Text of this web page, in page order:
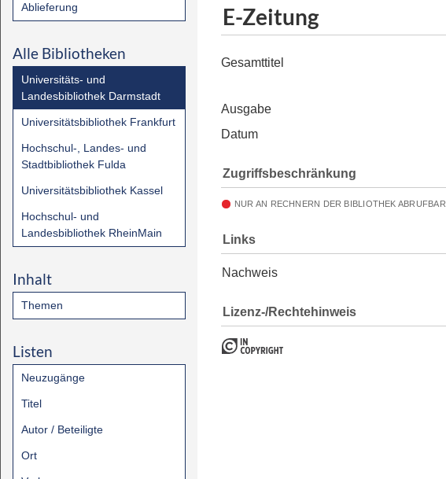
Ablieferung
Alle Bibliotheken
Universitäts- und
Landesbibliothek Darmstadt
Universitätsbibliothek Frankfurt
Hochschul-, Landes- und
Stadtbibliothek Fulda
Universitätsbibliothek Kassel
Hochschul- und
Landesbibliothek RheinMain
Inhalt
Themen
Listen
Neuzugänge
Titel
Autor / Beteiligte
Ort
E-Zeitung
Gesamttitel
Ausgabe
Datum
Zugriffsbeschränkung
NUR AN RECHNERN DER BIBLIOTHEK ABRUFBAR
Links
Nachweis
Lizenz-/Rechtehinweis